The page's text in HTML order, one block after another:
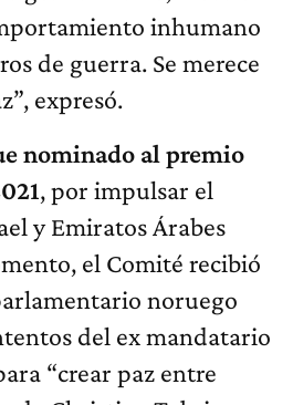
inhumano
de guerra. Se merece
expresó.
nominado al premio
, por impulsar el
y Emiratos Árabes
el Comité recibió
noruego
del ex mandatario
“crear paz entre